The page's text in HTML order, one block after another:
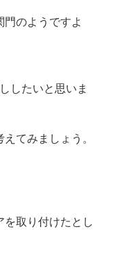
門のようですよ
したいと思いま
てみましょう。
を取り付けたとし